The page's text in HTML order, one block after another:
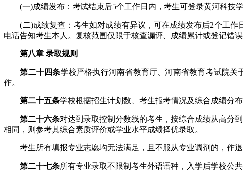
(一)成绩发布：考试结束后5个工作日内，考生可登录黄河科技学
(二)成绩复查：考生如对成绩有异议，可在成绩发布后2个工作
电话告知考生本人。复核范围仅限于核查漏评、成绩累计或登记错
第八章 录取规则
第二十四条学校严格执行河南省教育厅、河南省教育考试院关
作。
第二十五条学校根据招生计划数、考生报考情况及综合成绩分
第二十六条对达到录取控制分数线的考生，按综合成绩从高分
相同，则参考其综合素质评价或学业水平成绩择优录取。
考生所有填报专业志愿均无法满足，且不服从专业调剂的，作退
第二十七条所有专业录取不限制考生外语语种，入学后学校公